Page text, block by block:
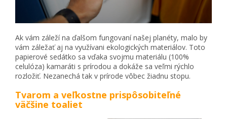
Ak vám záleží na ďalšom fungovaní našej planéty, malo by
vám záležať aj na využívani ekologických materiálov. Toto
papierové sedátko sa vďaka svojmu materiálu (100%
celulóza) kamaráti s prírodou a dokáže sa veľmi rýchlo
rozložiť. Nezanechá tak v prírode vôbec žiadnu stopu.
Tvarom a veľkostne prispôsobiteľné
väčšine toaliet